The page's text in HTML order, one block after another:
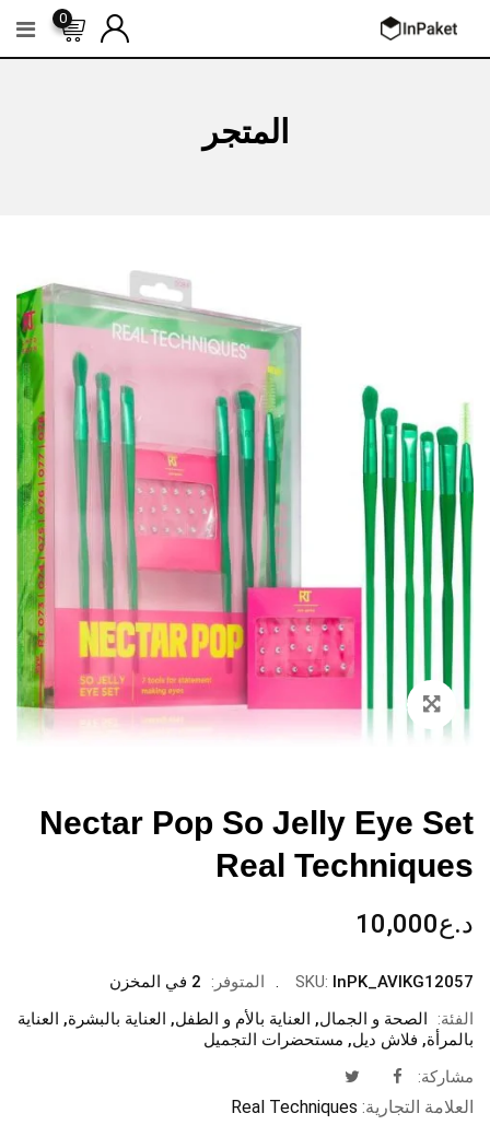
0
المتجر
Zoom
Nectar Pop So Jelly Eye Set
Real Techniques
د.ع10,000
SKU: InPK_AVIKG12057 المتوفر:
2 في المخزن
الفئة:
الصحة و الجمال, العناية بالأم و الطفل, العناية بالبشرة, العناية
بالمرأة, فلاش ديل, مستحضرات التجميل
مشاركة:
العلامة التجارية: Real Techniques